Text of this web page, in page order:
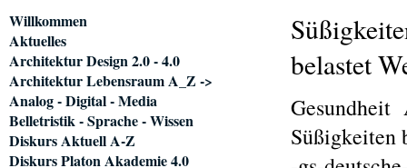
belastet
Süßigkeiten
Navigation
überspringen
Willkommen
Aktuelles
Architektur Design 2.0 - 4.0
Architektur Lebensraum A_Z ->
Analog - Digital - Media
Belletristik - Sprache - Wissen
Diskurs Aktuell A-Z
Diskurs Platon Akademie 4.0